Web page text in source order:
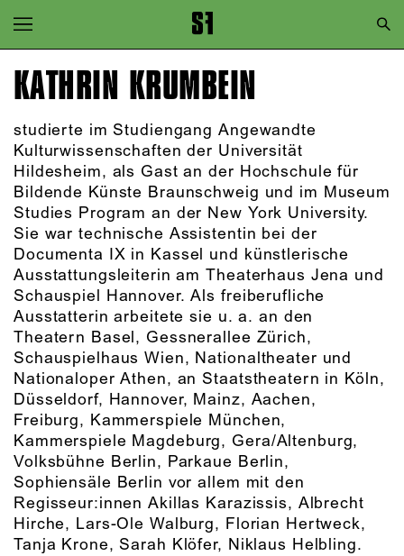
Zur Hauptnavigation springen
Zum Hauptinhalt springen
KATHRIN KRUMBEIN
studierte im Studiengang Angewandte
Kulturwissenschaften der Universität
Hildesheim, als Gast an der Hochschule für
Bildende Künste Braunschweig und im Museum
Studies Program an der New York University.
Sie war technische Assistentin bei der
Documenta IX in Kassel und künstlerische
Ausstattungsleiterin am Theaterhaus Jena und
Schauspiel Hannover. Als freiberufliche
Ausstatterin arbeitete sie u. a. an den
Theatern Basel, Gessnerallee Zürich,
Schauspielhaus Wien, Nationaltheater und
Nationaloper Athen, an Staatstheatern in Köln,
Düsseldorf, Hannover, Mainz, Aachen,
Freiburg, Kammerspiele München,
Kammerspiele Magdeburg, Gera/Altenburg,
Volksbühne Berlin, Parkaue Berlin,
Sophiensäle Berlin vor allem mit den
Regisseur:innen Akillas Karazissis, Albrecht
Hirche, Lars-Ole Walburg, Florian Hertweck,
Tanja Krone, Sarah Klöfer, Niklaus Helbling.